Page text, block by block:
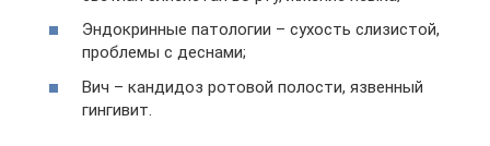
Эндокринные патологии – сухость слизистой,
проблемы с деснами;
Вич – кандидоз ротовой полости, язвенный
гингивит.